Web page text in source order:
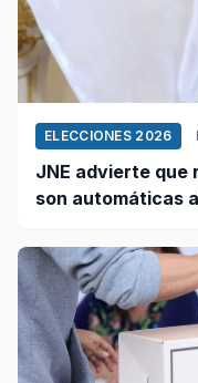
ELECCIONES 2026
JNE advierte que
son automáticas